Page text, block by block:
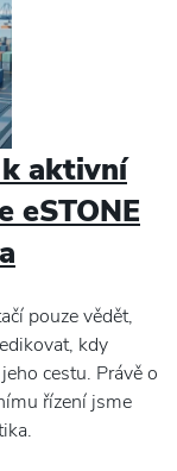
aktivní
eSTONE
pouze vědět,
kdy
cestu. Právě o
řízení jsme